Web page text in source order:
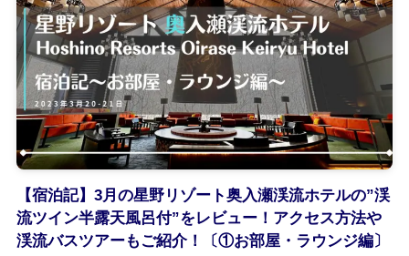
【宿泊記】3月の星野リゾート奥入瀬渓流ホテルの”渓
流ツイン半露天風呂付”をレビュー！アクセス方法や
渓流バスツアーもご紹介！〔①お部屋・ラウンジ編〕